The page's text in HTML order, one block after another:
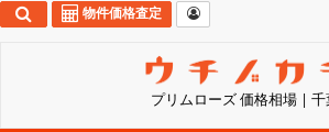
プリムローズ 価格相場 | 千
物件価格査定